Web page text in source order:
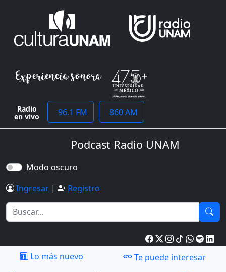
Radio
en vivo 96.1 FM 860 AM
Podcast Radio UNAM
Modo oscuro
Ingresar | Registro
Lo más nuevo
Te puede interesar